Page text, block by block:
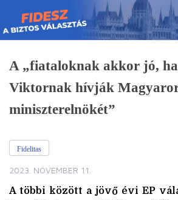
Skip
to
content
A „fiataloknak akkor jó,
Viktornak hívják
miniszterelnökét”
Fidelitas
2023. NOVEMBER 11.
A többi között a jövő évi EP